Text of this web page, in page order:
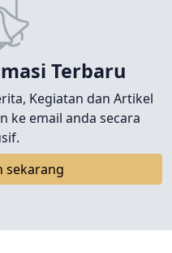
Terbaru
Kegiatan dan Artikel
ke email anda secara
sekarang